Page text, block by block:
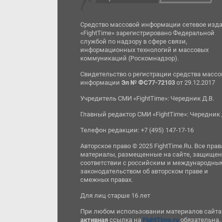
Средство массовой информации сетевое
«FightTime» зарегистрировано Федеральной
службой по надзору в сфере связи,
информационных технологий и массовых
коммуникаций (Роскомнадзор).
Свидетельство о регистрации средства
информацииЭл № ФС77-72103 от 29.12.2017
Учредитель СМИ «FightTime»: Чередник Д.В.
Главный редактор СМИ «FightTime»: Чередник
Телефон редакции: +7 (495) 147-17-16
Авторское право © 2025 FightTime.Ru. Все
материалы, размещенные на сайте,
соответствии с российским и
законодательством об авторском праве и
смежных правах.
Для лиц старше 16 лет
При любом использовании материалов сайта
активная ссылка на FightTime.ru обязательна.